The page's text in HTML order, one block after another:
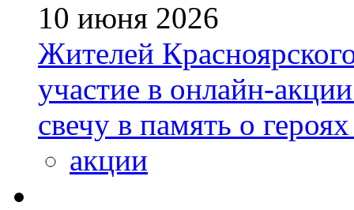
10 июня 2026
Жителей
участие в онлайн-
свечу в память о
акции